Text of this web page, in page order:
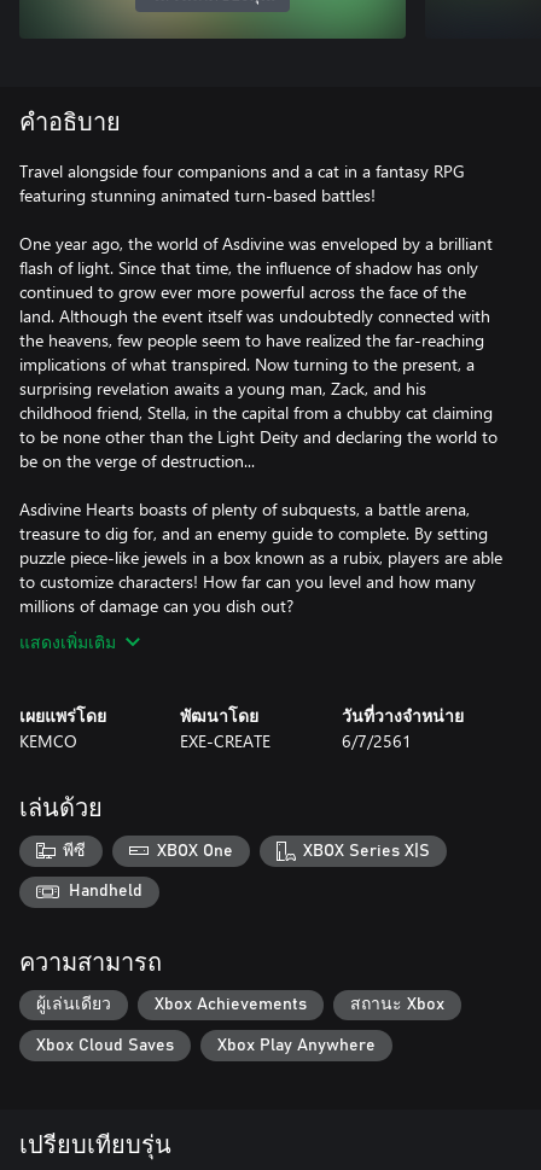
คำอธิบาย
Travel alongside four companions and a cat in a fantasy RPG
featuring stunning animated turn-based battles!
One year ago, the world of Asdivine was enveloped by a brilliant
flash of light. Since that time, the influence of shadow has only
continued to grow ever more powerful across the face of the
land. Although the event itself was undoubtedly connected with
the heavens, few people seem to have realized the far-reaching
implications of what transpired. Now turning to the present, a
surprising revelation awaits a young man, Zack, and his
childhood friend, Stella, in the capital from a chubby cat claiming
to be none other than the Light Deity and declaring the world to
be on the verge of destruction...
Asdivine Hearts boasts of plenty of subquests, a battle arena,
treasure to dig for, and an enemy guide to complete. By setting
puzzle piece-like jewels in a box known as a rubix, players are able
to customize characters! How far can you level and how many
millions of damage can you dish out?
แสดงเพิ่มเติม
เผยแพร่โดย
KEMCO
พัฒนาโดย
EXE-CREATE
วันที่วางจำหน่าย
6/7/2561
เล่นด้วย
พีซี XBOX One XBOX Series X|S
Handheld
ความสามารถ
ผู้เล่นเดียว Xbox Achievements สถานะ Xbox
Xbox Cloud Saves Xbox Play Anywhere
เปรียบเทียบรุ่น